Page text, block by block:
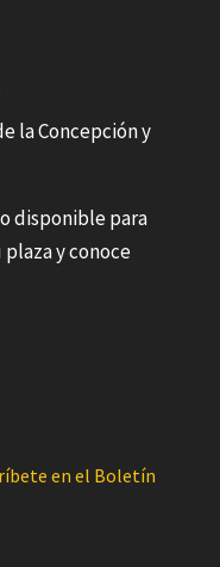
la Concepción y
disponible para
y conoce
en el Boletín